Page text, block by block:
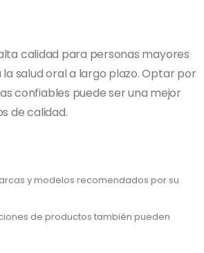
calidad para personas mayores
salud oral a largo plazo. Optar por
confiables puede ser una mejor
de calidad.
y modelos recomendados por su
de productos también pueden